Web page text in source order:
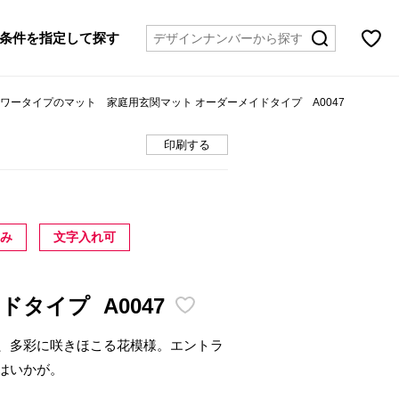
条件を指定して探す
ータイプのマット 家庭用玄関マット オーダーメイドタイプ A0047
印刷する
文字入れ可
タイプ A0047
多彩に咲きほこる花模様。エントラ
いかが。